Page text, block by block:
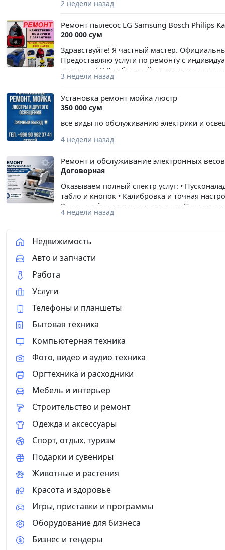
hokazo, standart palitradan, lekin juda noyob
По размеру, одна буква или элемент
LED. Цвета берём любые распространённые
а вот попасть в какой-то очень редкий
2 недели назад
Ремонт пылесос LG Samsung Bosch Philips
200 000 сум
Здравствуйте! Я частный мастер.
Предоставляю услуги по ремонту с
центров. / // Для быстрой оценки ремонта;
минут искажу точную цену ремонта. //
проверенные комплектующие,аккуратный
восстановление мощности всасывания
профилактика (мойка,чистка пылесоса). //
выполненные работы. // Есть выезд на дом,
удобное для Вас время. // Можите сами
3 недели назад
Установка ремонт мойка люстр
350 000 сум
все виды по обслуживанию электрики и
4 недели назад
Ремонт и обслуживание электронных
Договорная
Оказываем полный спектр услуг: •
табло и кнопок • Калибровка и точная
Ремонт счётных машин для денег
машин: • Диагностика неисправностей •
4 недели назад
Недвижимость
Авто и запчасти
Работа
Услуги
Телефоны и планшеты
Бытовая техника
Компьютерная техника
Фото, видео и аудио техника
Оргтехника и расходники
Мебель и интерьер
Строительство и ремонт
Одежда и аксессуары
Спорт, отдых, туризм
Подарки и сувениры
Животные и растения
Красота и здоровье
Игры, приставки и программы
Оборудование для бизнеса
Бизнес и тендеры